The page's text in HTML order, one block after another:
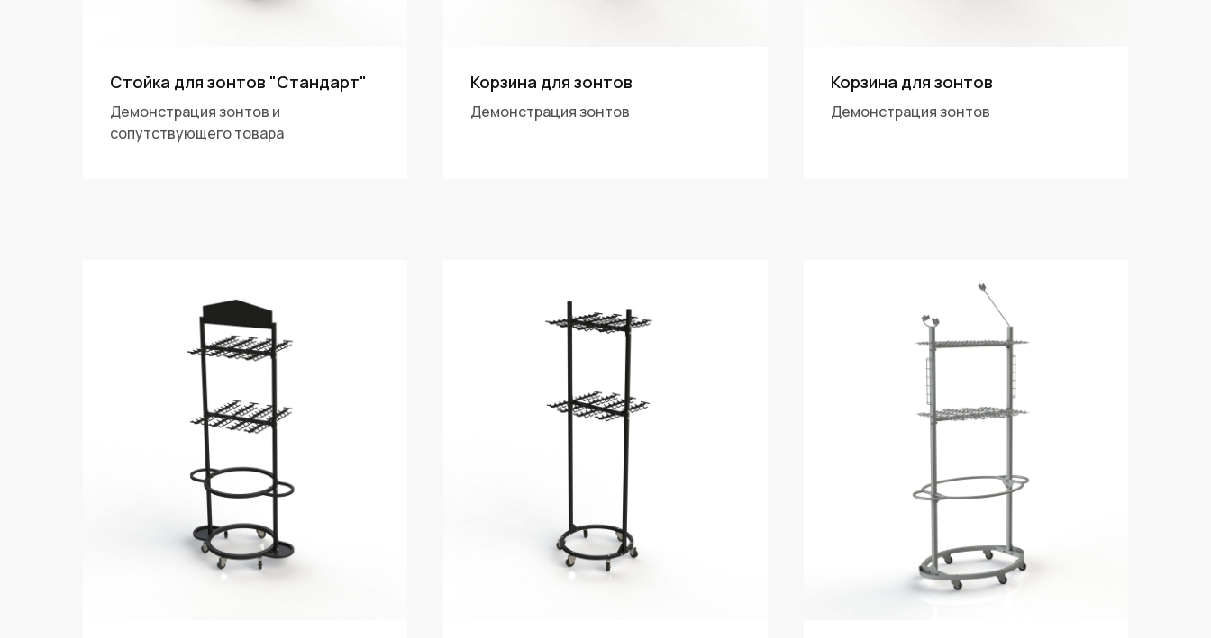
Стойка для зонтов "Стандарт"
Демонстрация зонтов и
сопутствующего товара
Корзина для зонтов
Демонстрация зонтов
Корзина для зонтов
Демонстрация зонтов